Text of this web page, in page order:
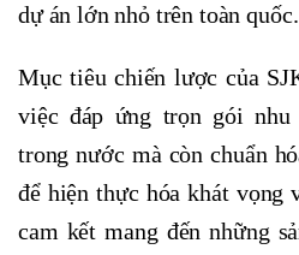
dự án lớn nhỏ trên toàn quốc.
Mục tiêu chiến lược của
việc đáp ứng trọn gói nhu
trong nước mà còn chuẩn
để hiện thực hóa khát vọng
cam kết mang đến những